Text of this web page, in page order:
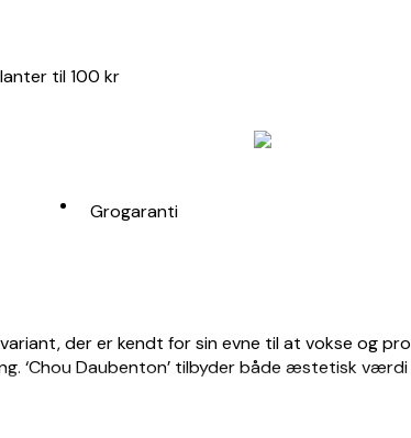
til 100 kr
Grogaranti
der er kendt for sin evne til at vokse og
‘Chou Daubenton’ tilbyder både æstetisk